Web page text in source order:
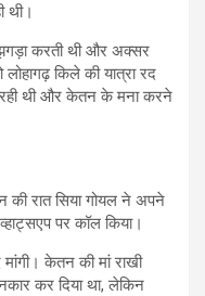
थी।
झगड़ा करती थी और अक्सर
लोहागढ़ किले की यात्रा रद
रही थी और केतन के मना करने
रात सिया गोयल ने अपने
पर कॉल किया।
केतन की मां राखी
कर दिया था, लेकिन